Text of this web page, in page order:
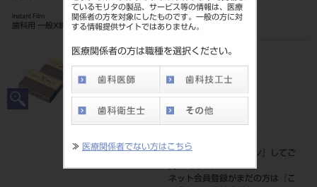
ているモリタの製品、サービス等の情報は、医療
関係者の方を対象にしたものです。一般の方に対
する情報提供サイトではありません。
医療関係者の方は職種を選択ください。
≫ 医療関係者でない方はこちら
Instant Film
歯科用 一般X線フィルム
品目コード
207020234
JAN/EANコード
4560229380667
標準価格
価格の確認は『
ログイン
』してご
覧ください。
ネット会員登録がまだの方は『
こ